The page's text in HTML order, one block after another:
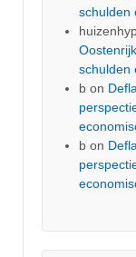
schulden
schulden
b on
b on